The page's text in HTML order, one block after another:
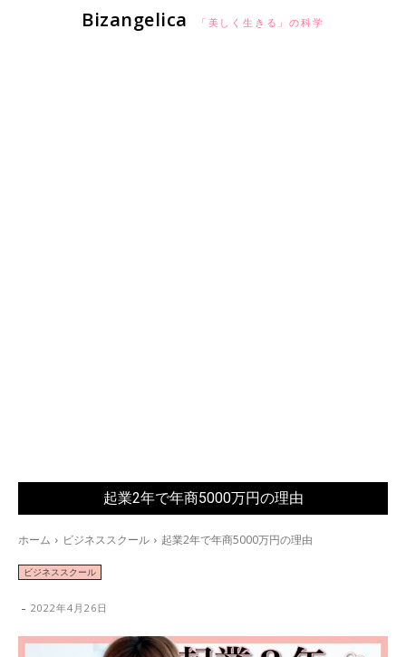
Bizangelica 「美しく生きる」の科学
起業2年で年商5000万円の理由
ホーム ビジネススクール 起業2年で年商5000万円の理由
ビジネススクール
- 2022年4月26日